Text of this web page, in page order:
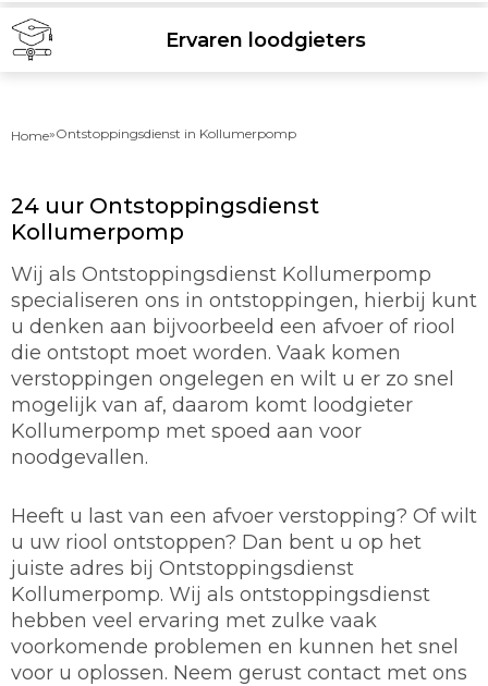
Ervaren loodgieters
Home»Ontstoppingsdienst in Kollumerpomp
24 uur Ontstoppingsdienst
Kollumerpomp
Wij als Ontstoppingsdienst Kollumerpomp
specialiseren ons in ontstoppingen, hierbij kunt
u denken aan bijvoorbeeld een afvoer of riool
die ontstopt moet worden. Vaak komen
verstoppingen ongelegen en wilt u er zo snel
mogelijk van af, daarom komt loodgieter
Kollumerpomp met spoed aan voor
noodgevallen.
Heeft u last van een afvoer verstopping? Of wilt
u uw riool ontstoppen? Dan bent u op het
juiste adres bij Ontstoppingsdienst
Kollumerpomp. Wij als ontstoppingsdienst
hebben veel ervaring met zulke vaak
voorkomende problemen en kunnen het snel
voor u oplossen. Neem gerust contact met ons